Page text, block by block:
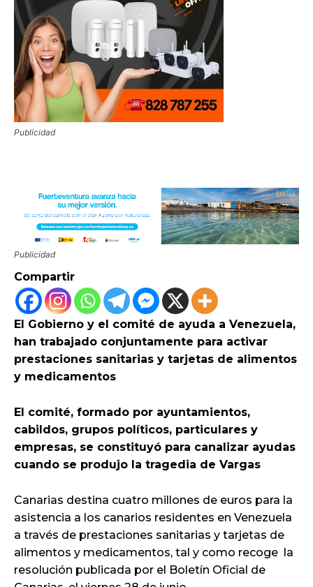
Publicidad
Publicidad
Compartir
El Gobierno y el comité de ayuda a Venezuela,
han trabajado conjuntamente para activar
prestaciones sanitarias y tarjetas de alimentos
y medicamentos
El comité, formado por ayuntamientos,
cabildos, grupos políticos, particulares y
empresas, se constituyó para canalizar ayudas
cuando se produjo la tragedia de Vargas
Canarias destina cuatro millones de euros para la
asistencia a los canarios residentes en Venezuela
a través de prestaciones sanitarias y tarjetas de
alimentos y medicamentos, tal y como recoge la
resolución publicada por el Boletín Oficial de